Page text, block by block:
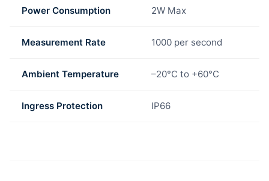
Power Consumption 2W Max
Measurement Rate 1000 per second
Ambient Temperature –20°C to +60°C
Ingress Protection IP66